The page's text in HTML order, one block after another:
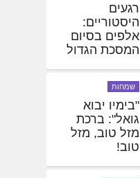
תמונת הקעמפ,
אטרקציות
והכותל: תיעוד
ענק מאורו של
חדשות
רגעים
היסטוריים:
אלפים בסיום
המסכת הגדול